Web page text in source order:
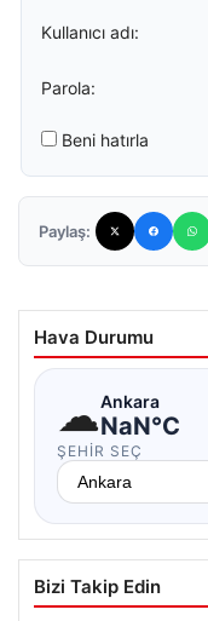
Kullanıcı adı:
Parola:
Beni hatırla
Paylaş:
Hava Durumu
☁Ankara
NaN°C
ŞEHIR SEÇ
Bizi Takip Edin